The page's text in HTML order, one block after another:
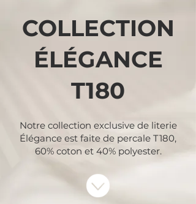
COLLECTION
ÉLÉGANCE
T180
Notre collection exclusive de literie
Élégance est faite de percale T180,
60% coton et 40% polyester.